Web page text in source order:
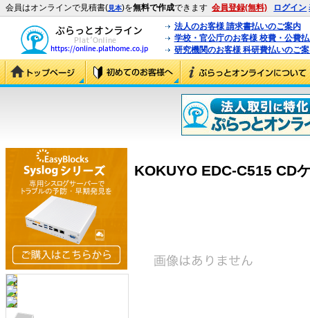
会員はオンラインで見積書(見本)を無料で作成できます 会員登録(無料) ログイン
法人のお客様 請求書払いのご案内
学校・官公庁のお客様 校費・公費
研究機関のお客様 科研費払いのご
KOKUYO EDC-C515 CD